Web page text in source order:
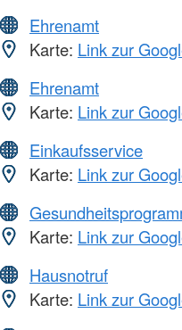
Ehrenamt
Karte: Link zur
Ehrenamt
Karte: Link zur
Einkaufsservice
Karte: Link zur
Karte: Link zur
Hausnotruf
Karte: Link zur